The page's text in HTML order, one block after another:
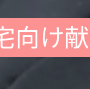
向け